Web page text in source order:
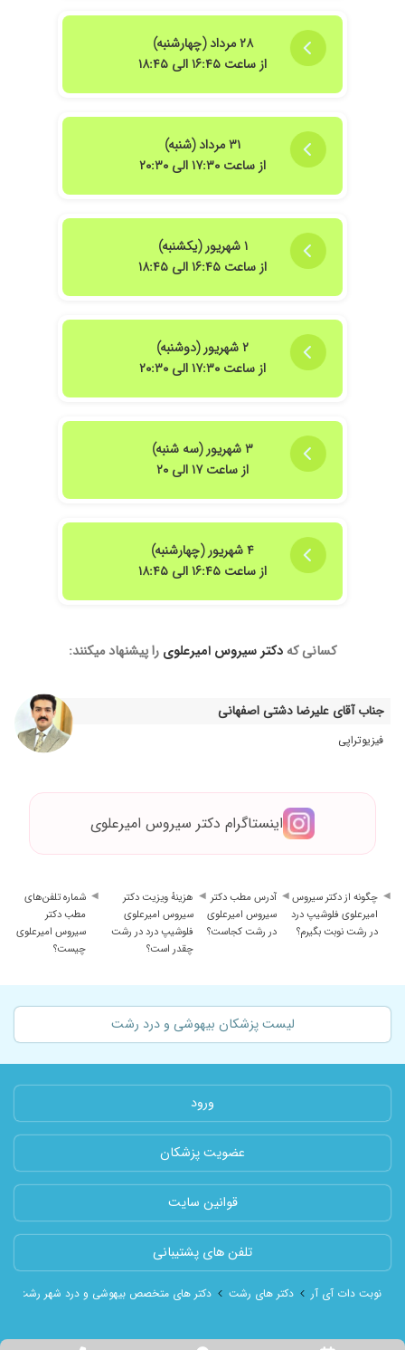
۲۸ مرداد (چهارشنبه)
از ساعت ۱۶:۴۵ الی ۱۸:۴۵
۳۱ مرداد (شنبه)
از ساعت ۱۷:۳۰ الی ۲۰:۳۰
۱ شهریور (یکشنبه)
از ساعت ۱۶:۴۵ الی ۱۸:۴۵
۲ شهریور (دوشنبه)
از ساعت ۱۷:۳۰ الی ۲۰:۳۰
۳ شهریور (سه شنبه)
از ساعت ۱۷ الی ۲۰
۴ شهریور (چهارشنبه)
از ساعت ۱۶:۴۵ الی ۱۸:۴۵
کسانی که دکتر سیروس امیرعلوی را پیشنهاد میکنند:
جناب آقای علیرضا دشتی اصفهانی
فیزیوتراپی
اینستاگرام دکتر سیروس امیرعلوی
چگونه از دکتر سیروس
امیرعلوی فلوشیپ درد
در رشت نوبت بگیرم؟
آدرس مطب دکتر
سیروس امیرعلوی
در رشت کجاست؟
هزینهٔ ویزیت دکتر
سیروس امیرعلوی
فلوشیپ درد در رشت
چقدر است؟
شماره تلفن‌های
مطب دکتر
سیروس امیرعلوی
چیست؟
لیست پزشکان بیهوشی و درد رشت
ورود
عضویت پزشکان
قوانین سایت
تلفن های پشتیبانی
نوبت دات آی آر دکتر های رشت دکتر های متخصص بیهوشی و درد شهر رشت